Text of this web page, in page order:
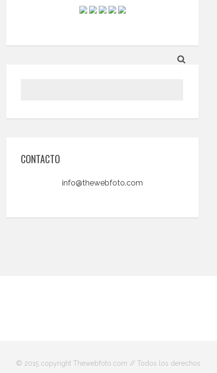
CONTACTO
info@thewebfoto.com
© 2015 copyright Thewebfoto.com // Todos los derechos